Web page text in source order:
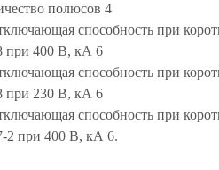
полюсов 4
способность при
при 400 В, кА 6
способность при
при 230 В, кА 6
способность при
2 при 400 В, кА 6.